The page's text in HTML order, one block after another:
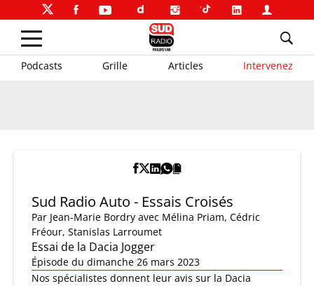
Podcasts Grille Articles Intervenez
Sud Radio Auto - Essais Croisés
Par Jean-Marie Bordry avec Mélina Priam, Cédric
Fréour, Stanislas Larroumet
Essai de la Dacia Jogger
Épisode du dimanche 26 mars 2023
Nos spécialistes donnent leur avis sur la Dacia